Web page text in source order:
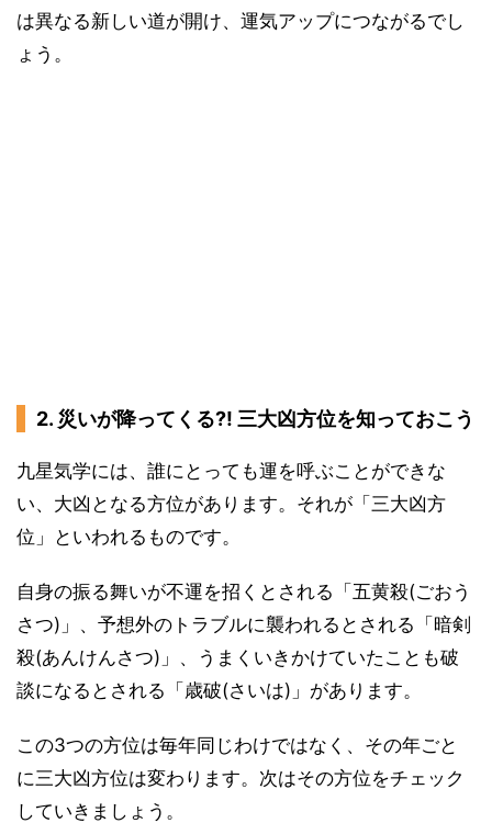
は異なる新しい道が開け、運気アップにつながるでし
ょう。
2. 災いが降ってくる?! 三大凶方位を知っておこう
九星気学には、誰にとっても運を呼ぶことができな
い、大凶となる方位があります。それが「三大凶方
位」といわれるものです。
自身の振る舞いが不運を招くとされる「五黄殺(ごおう
さつ)」、予想外のトラブルに襲われるとされる「暗剣
殺(あんけんさつ)」、うまくいきかけていたことも破
談になるとされる「歳破(さいは)」があります。
この3つの方位は毎年同じわけではなく、その年ごと
に三大凶方位は変わります。次はその方位をチェック
していきましょう。